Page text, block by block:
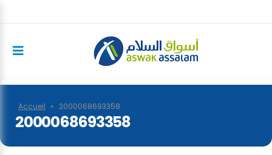
Accueil » 2000068693358
2000068693358